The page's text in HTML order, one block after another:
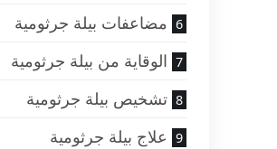
مضاعفات بيلة جرثومية
الوقاية من بيلة جرثومية
تشخيص بيلة جرثومية
علاج بيلة جرثومية